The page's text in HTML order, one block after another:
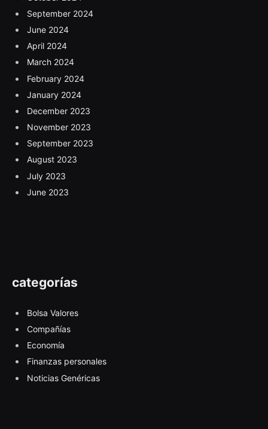
September 2024
June 2024
April 2024
March 2024
February 2024
January 2024
December 2023
November 2023
September 2023
August 2023
July 2023
June 2023
categorías
Bolsa Valores
Compañías
Economía
Finanzas personales
Noticias Genéricas